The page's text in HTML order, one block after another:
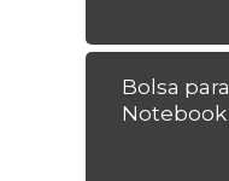
Bolsa para
Notebook